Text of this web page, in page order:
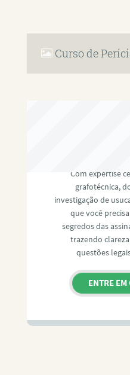
Curso de
Com expertise
grafotécnica,
investigação de
que você
segredos das
trazendo
questões
ENTRE EM